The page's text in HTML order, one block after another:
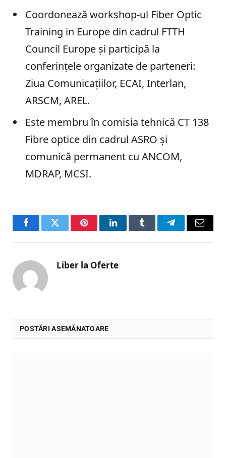
Coordonează workshop-ul Fiber Optic
Training in Europe din cadrul FTTH
Council Europe și participă la
conferințele organizate de parteneri:
Ziua Comunicațiilor, ECAI, Interlan,
ARSCM, AREL.
Este membru în comisia tehnică CT 138
Fibre optice din cadrul ASRO și
comunică permanent cu ANCOM,
MDRAP, MCSI.
FacebookTwitter PinterestLinkedInTumblr TelegramEmail
Liber la Oferte
POSTĂRI ASEMĂNATOARE